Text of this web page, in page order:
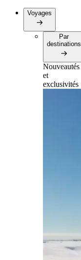
Voyages
Par
destinations
Nouveautés
et
exclusivités